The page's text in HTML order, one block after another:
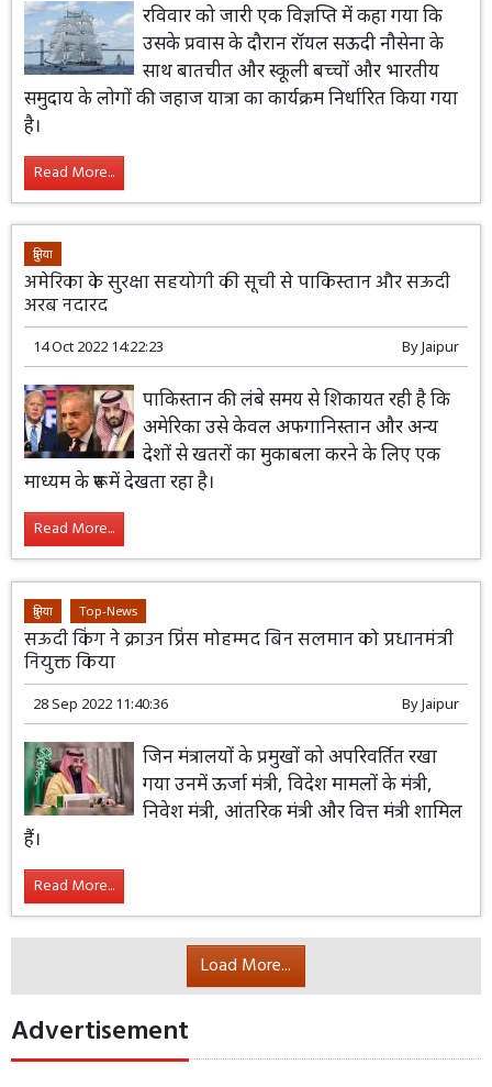
रविवार को जारी एक विज्ञप्ति में कहा गया कि
उसके प्रवास के दौरान रॉयल सऊदी नौसेना के
साथ बातचीत और स्कूली बच्चों और भारतीय
समुदाय के लोगों की जहाज यात्रा का कार्यक्रम निर्धारित किया गया
है।
Read More...
दुनिया
अमेरिका के सुरक्षा सहयोगी की सूची से पाकिस्तान और सऊदी
अरब नदारद
14 Oct 2022 14:22:23 ByJaipur
पाकिस्तान की लंबे समय से शिकायत रही है कि
अमेरिका उसे केवल अफगानिस्तान और अन्य
देशों से खतरों का मुकाबला करने के लिए एक
माध्यम के रूप में देखता रहा है।
Read More...
दुनिया Top-News
सऊदी किंग ने क्राउन प्रिंस मोहम्मद बिन सलमान को प्रधानमंत्री
नियुक्त किया
28 Sep 2022 11:40:36 ByJaipur
जिन मंत्रालयों के प्रमुखों को अपरिवर्तित रखा
गया उनमें ऊर्जा मंत्री, विदेश मामलों के मंत्री,
निवेश मंत्री, आंतरिक मंत्री और वित्त मंत्री शामिल
हैं।
Read More...
Load More...
Advertisement